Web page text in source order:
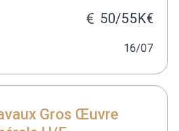
50/55K€
16/07
Gros Œuvre